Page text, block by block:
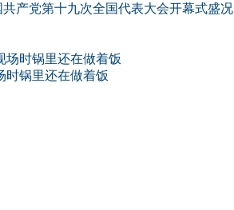
产党第十九次全国代表大会开幕式盛况
时锅里还在做着饭